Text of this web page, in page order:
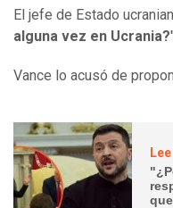
El jefe de Estado
alguna vez en Ucrania?
Vance lo acusó de